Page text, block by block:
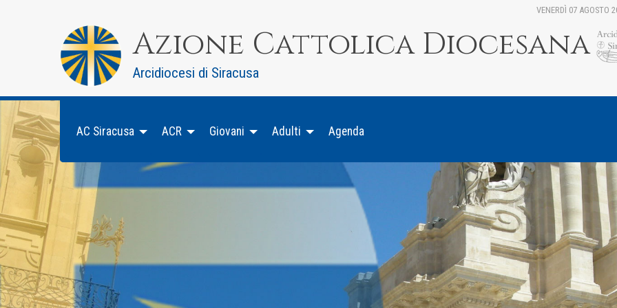
VENERDÌ 07 AGOSTO
Azione Cattolica Diocesana
Arcidiocesi di Siracusa
AC Siracusa ACR Giovani Adulti Agenda